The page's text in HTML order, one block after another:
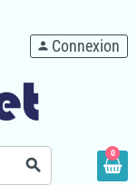
search
person Connexion
0